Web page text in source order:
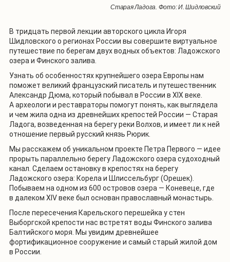
Старая Ладога. Фото: И. Шидловский
В тридцать первой лекции авторского цикла Игоря
Шидловского о регионах России вы совершите виртуальное
путешествие по берегам двух водных объектов: Ладожского
озера и Финского залива.
Узнать об особенностях крупнейшего озера Европы нам
поможет великий французский писатель и путешественник
Александр Дюма, который побывал в России в XIX веке.
А археологи и реставраторы помогут понять, как выглядела
и чем жила одна из древнейших крепостей России — Старая
Ладога, возведенная на берегу реки Волхов, и имеет ли к ней
отношение первый русский князь Рюрик.
Мы расскажем об уникальном проекте Петра Первого — идее
прорыть параллельно берегу Ладожского озера судоходный
канал. Сделаем остановку в крепостях на берегу
Ладожского озера: Корела и Шлиссельбург (Орешек).
Побываем на одном из 600 островов озера — Коневеце, где
в далеком XIV веке был основан православный монастырь.
После пересечения Карельского перешейка у стен
Выборгской крепости нас встретят воды Финского залива
Балтийского моря. Мы увидим древнейшее
фортификационное сооружение и самый старый жилой дом
в России.